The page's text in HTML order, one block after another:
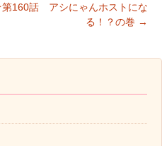
160話 アシにゃんホストにな
る！？の巻 →